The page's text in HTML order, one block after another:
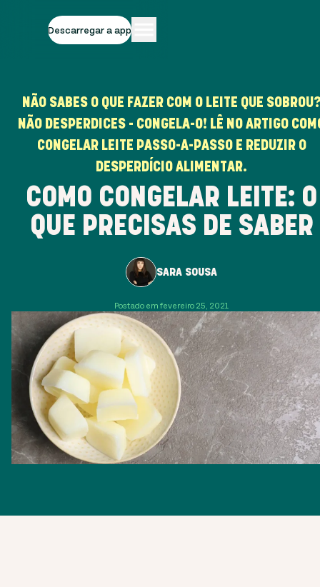
Descarregar a app
NÃO SABES O QUE FAZER COM O LEITE QUE
NÃO DESPERDICES - CONGELA-O! LÊ NO ARTIGO
CONGELAR LEITE PASSO-A-PASSO E REDUZIR O
DESPERDÍCIO ALIMENTAR.
COMO CONGELAR LEITE: O
QUE PRECISAS DE SABER
SARA SOUSA
Postado em fevereiro 25, 2021